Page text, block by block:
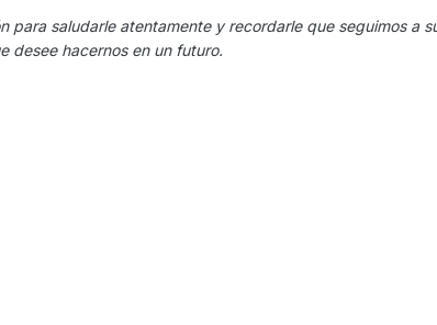
para saludarle atentamente y recordarle que seguimos a
desee hacernos en un futuro.